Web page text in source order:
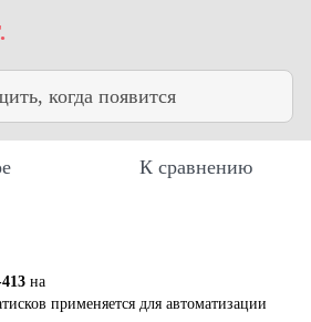
когда появится
К сравнению
на
применяется для автоматизации